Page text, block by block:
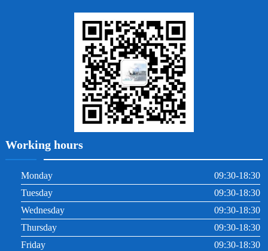
Working hours
Monday
09:30-18:30
Tuesday
09:30-18:30
Wednesday
09:30-18:30
Thursday
09:30-18:30
Friday
09:30-18:30